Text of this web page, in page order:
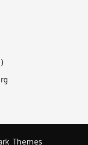
Themes